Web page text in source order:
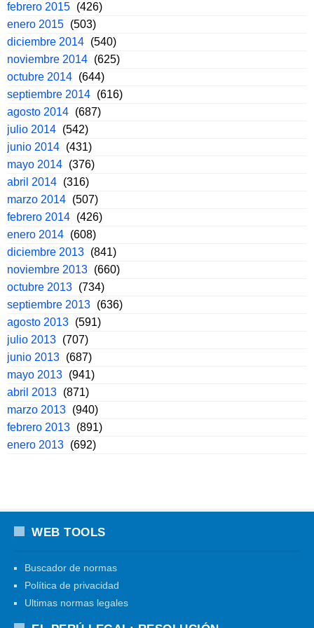
febrero 2015 (426)
enero 2015 (503)
diciembre 2014 (540)
noviembre 2014 (625)
octubre 2014 (644)
septiembre 2014 (616)
agosto 2014 (687)
julio 2014 (542)
junio 2014 (431)
mayo 2014 (376)
abril 2014 (316)
marzo 2014 (507)
febrero 2014 (426)
enero 2014 (608)
diciembre 2013 (841)
noviembre 2013 (660)
octubre 2013 (734)
septiembre 2013 (636)
agosto 2013 (591)
julio 2013 (707)
junio 2013 (687)
mayo 2013 (941)
abril 2013 (871)
marzo 2013 (940)
febrero 2013 (891)
enero 2013 (692)
WEB TOOLS
Buscador de normas
Política de privacidad
Ultimas normas legales